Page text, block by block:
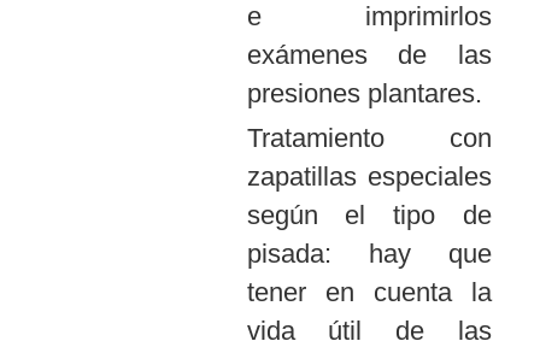
e imprimirlos
exámenes de las
presiones plantares.
Tratamiento con
zapatillas especiales
según el tipo de
pisada: hay que
tener en cuenta la
vida útil de las